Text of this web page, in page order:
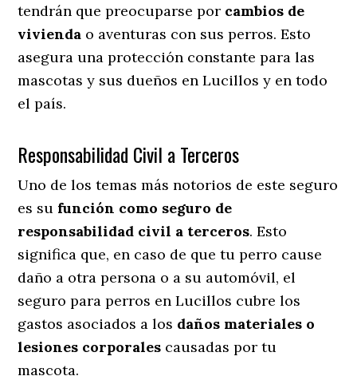
tendrán que preocuparse por cambios de
vivienda o aventuras con sus perros. Esto
asegura una protección constante para las
mascotas y sus dueños en Lucillos y en todo
el país.
Responsabilidad Civil a Terceros
Uno de los temas más notorios de este seguro
es su función como seguro de
responsabilidad civil a terceros. Esto
significa que, en caso de que tu perro cause
daño a otra persona o a su automóvil, el
seguro para perros en Lucillos cubre los
gastos asociados a los daños materiales o
lesiones corporales causadas por tu
mascota.